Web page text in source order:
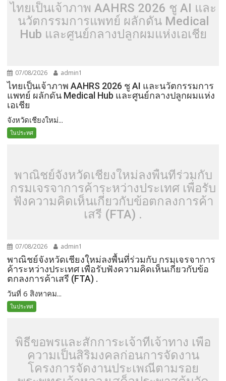
ไทยเป็นเจ้าภาพ AAHRS 2026 ชู AI และ
นวัตกรรมการแพทย์ ผลักดัน Medical
Hub และศูนย์กลางปลูกผมแห่งเอเชีย
07/08/2026 admin1
ไทยเป็นเจ้าภาพ AAHRS 2026 ชู AI และนวัตกรรมการ
แพทย์ ผลักดัน Medical Hub และศูนย์กลางปลูกผมแห่ง
เอเชีย
จังหวัดเชียงใหม่...
ในประทศ
พาณิชย์จังหวัดเชียงใหม่ลงพื้นที่ร่วมกับ
กรมเจรจาการค้าระหว่างประเทศ เพื่อรับ
ฟังความคิดเห็นเกี่ยวกับข้อตกลงการค้า
เสรี (FTA) .
07/08/2026 admin1
พาณิชย์จังหวัดเชียงใหม่ลงพื้นที่ร่วมกับ กรมเจรจาการ
ค้าระหว่างประเทศ เพื่อรับฟังความคิดเห็นเกี่ยวกับข้อ
ตกลงการค้าเสรี (FTA) .
วันที่ 6 สิงหาคม...
ในประทศ
พิธีขอพรและสักการะเจ้าที่เจ้าทาง เพื่อ
ความเป็นสิริมงคลก่อนการจัดงาน
โครงการจัดงานประเพณีตามรอย